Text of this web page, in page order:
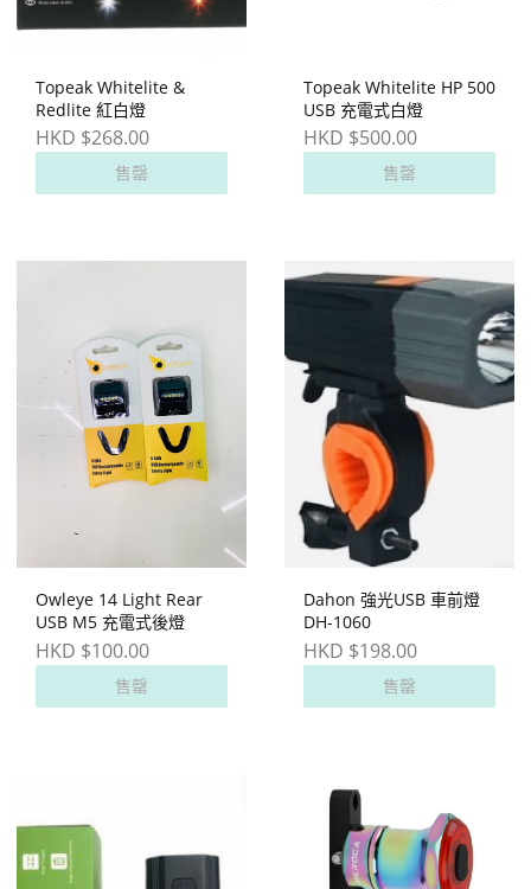
Topeak Whitelite &
Redlite 紅白燈
HKD $268.00
售罄
Topeak Whitelite HP 500
USB 充電式白燈
HKD $500.00
售罄
Owleye 14 Light Rear
USB M5 充電式後燈
HKD $100.00
售罄
Dahon 強光USB 車前燈
DH-1060
HKD $198.00
售罄